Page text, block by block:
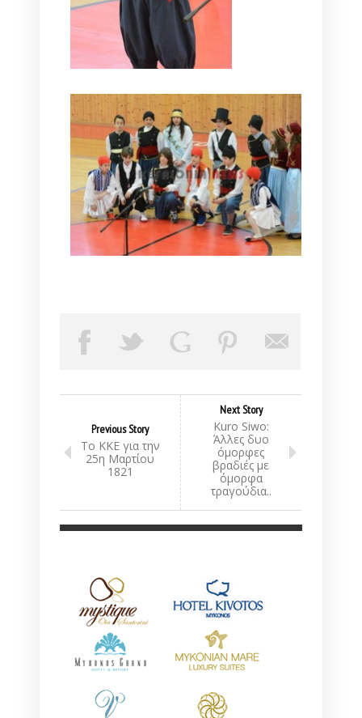
Previous Story
Το ΚΚΕ για την
25η Μαρτίου
1821
Next Story
Kuro Siwo:
Άλλες δυο
όμορφες
βραδιές με
όμορφα
τραγούδια..